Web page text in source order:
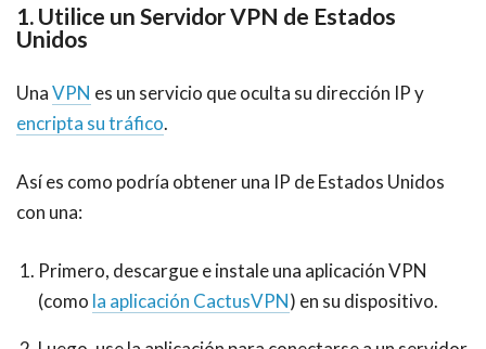
1. Utilice un Servidor VPN de Estados
Unidos
UnaVPN es un servicio que oculta su dirección IP y
encripta su tráfico.
Así es como podría obtener una IP deEstados Unidos
con una:
Primero, descargue e instale una aplicación VPN
(como la aplicación CactusVPN) en su dispositivo.